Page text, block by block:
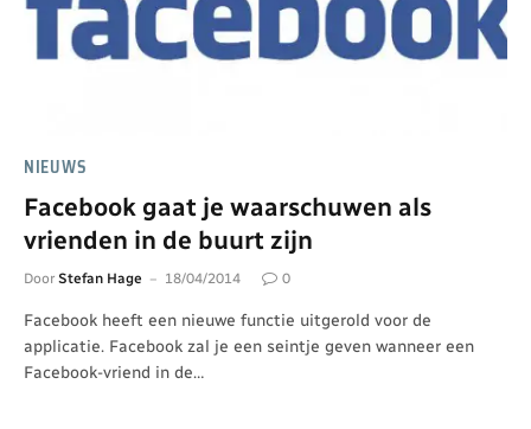
NIEUWS
Facebook gaat je waarschuwen als
vrienden in de buurt zijn
Door Stefan Hage 18/04/2014 0
Facebook heeft een nieuwe functie uitgerold voor de
applicatie. Facebook zal je een seintje geven wanneer een
Facebook-vriend in de…